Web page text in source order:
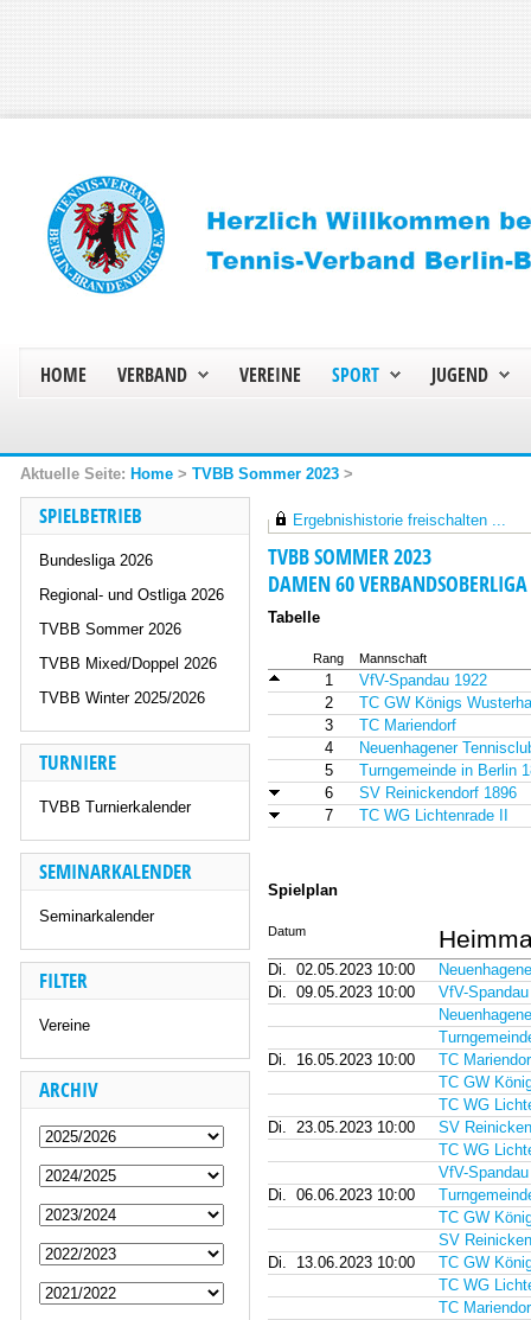
HOME VERBAND VEREINE SPORT JUGEND
Home > TVBB Sommer 2023 >
SPIELBETRIEB
Bundesliga 2026
Regional- und Ostliga 2026
TVBB Sommer 2026
TVBB Mixed/Doppel 2026
TVBB Winter 2025/2026
TURNIERE
TVBB Turnierkalender
SEMINARKALENDER
Seminarkalender
FILTER
Vereine
ARCHIV
Ergebnishistorie freischalten ...
TVBB SOMMER 2023
DAMEN 60
Tabelle
Rang Mannschaft
1
VfV-Spandau 1922
2
TC GW Königs
3
TC Mariendorf
4
Neuenhagener
5
Turngemeinde in Berlin
6
SV Reinickendorf 1896
7
TC WG Lichtenrade II
Spielplan
Datum
Di. 02.05.2023 10:00
Di. 09.05.2023 10:00
VfV-
Di.
16.05.2023 10:00
TC
TC GW
TC WG
Di. 23.05.2023 10:00
SV
TC WG
VfV-
Di. 06.06.2023 10:00
TC GW
SV
Di.
13.06.2023 10:00
TC GW
TC WG
TC